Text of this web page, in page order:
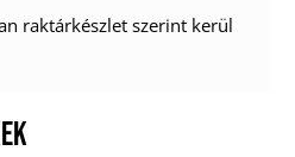
raktárkészlet szerint kerül